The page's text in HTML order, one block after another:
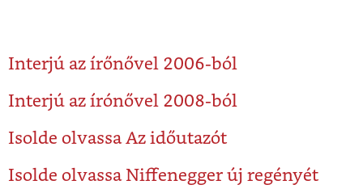
Interjú az írőnővel 2006-ból
Interjú az írónővel 2008-ból
Isolde olvassa Az időutazót
Isolde olvassa Niffenegger új regényét